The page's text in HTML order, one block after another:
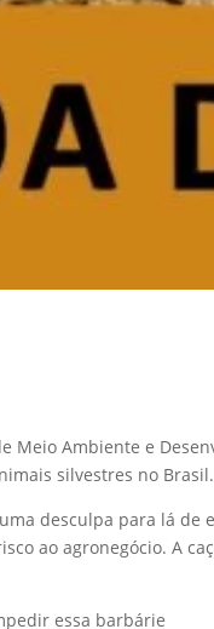
Meio Ambiente e
silvestres no Brasil.
desculpa para lá
ao agronegócio. A
essa barbárie